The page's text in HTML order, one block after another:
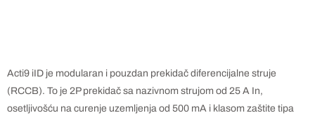
Acti9 iID je modularan i pouzdan prekidač diferencijalne struje
(RCCB). To je 2P prekidač sa nazivnom strujom od 25 A In,
osetljivošću na curenje uzemljenja od 500 mA i klasom zaštite tipa